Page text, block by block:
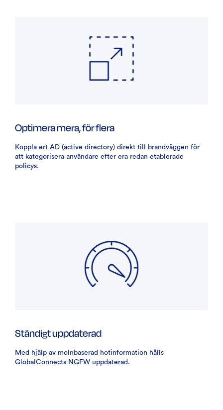
Optimera mera, för flera
Koppla ert AD (active directory) direkt till brandväggen för
att kategorisera användare efter era redan etablerade
policys.
Ständigt uppdaterad
Med hjälp av molnbaserad hotinformation hålls
GlobalConnects NGFW uppdaterad.